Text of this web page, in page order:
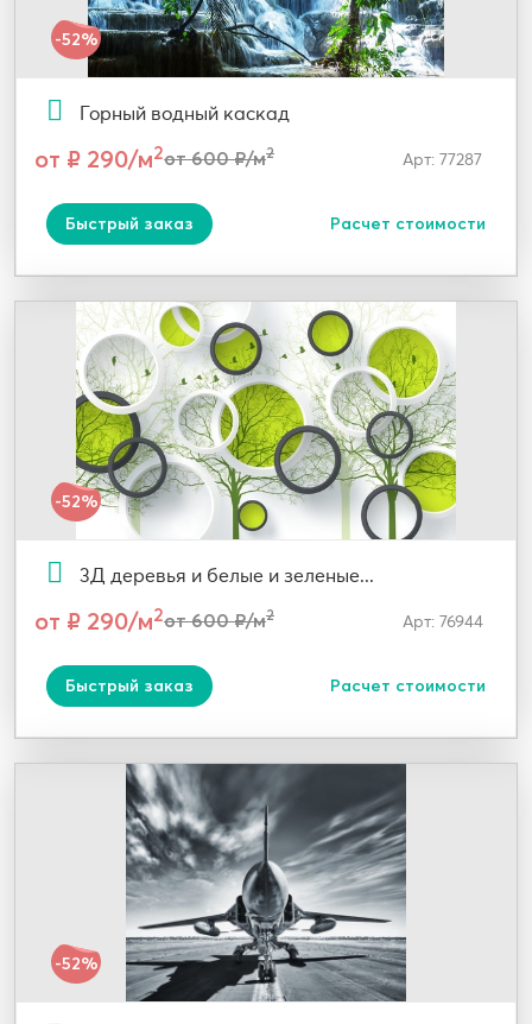
-52%
Горный водный каскад
от ₽ 290/м2от 600 ₽/м2 Арт: 77287
Быстрый заказ Расчет стоимости
-52%
3Д деревья и белые и зеленые...
от ₽ 290/м2от 600 ₽/м2 Арт: 76944
Быстрый заказ Расчет стоимости
-52%